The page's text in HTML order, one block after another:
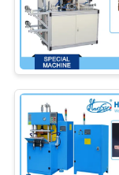
D'USINE
DE
QUALITÉ